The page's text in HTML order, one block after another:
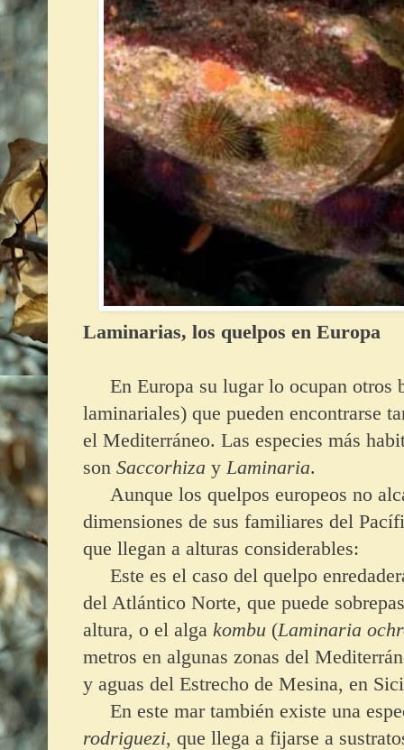
Laminarias, los quelpos en Europa
En Europa su lugar lo ocupan otros
laminariales) que pueden encontrarse
el Mediterráneo. Las especies más
sonSaccorhiza y Laminaria.
Aunque los quelpos europeos no
dimensiones de sus familiares del
que llegan a alturas considerables:
Este es el caso del quelpo
del Atlántico Norte, que puede
altura, o el alga kombu (Laminaria
metros en algunas zonas del
y aguas del Estrecho de Mesina, en
En este mar también existe una
rodriguezi, que llega a fijarse a